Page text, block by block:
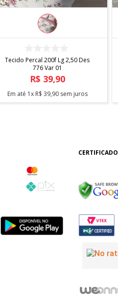
Tecido Percal 200f Lg 2,50 Des
776 Var 01
R$ 39,90
Em até 1x R$ 39,90sem juros
CERTIFICADO